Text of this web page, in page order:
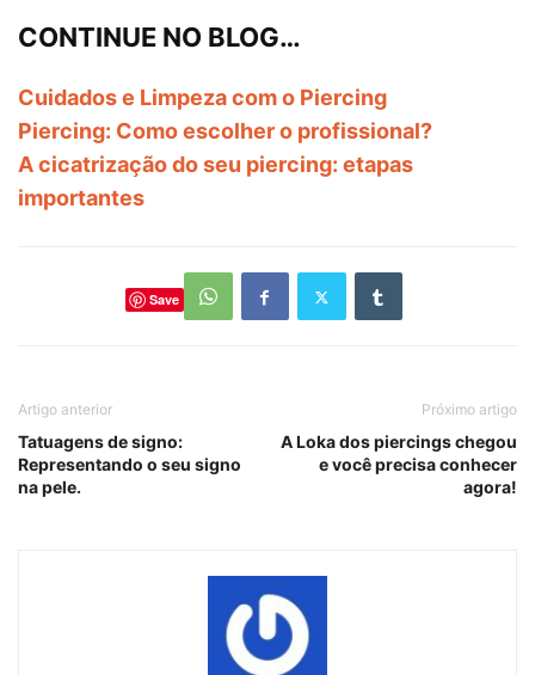
CONTINUE NO BLOG…
Cuidados e Limpeza com o Piercing
Piercing: Como escolher o profissional?
A cicatrização do seu piercing: etapas
importantes
Save
Artigo anterior
Tatuagens de signo:
Representando o seu signo
na pele.
Próximo artigo
A Loka dos piercings chegou
e você precisa conhecer
agora!